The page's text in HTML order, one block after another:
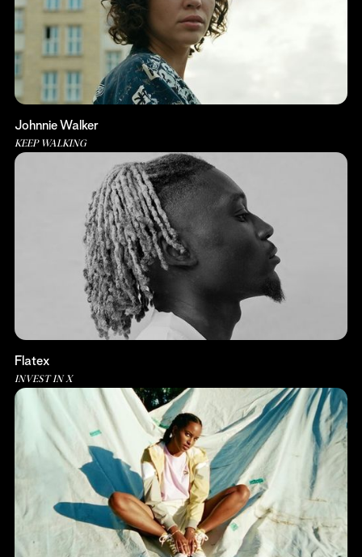
Johnnie Walker
KEEP WALKING
Flatex
INVEST IN X